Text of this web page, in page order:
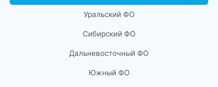
Уральский ФО
Сибирский ФО
Дальневосточный ФО
Южный ФО